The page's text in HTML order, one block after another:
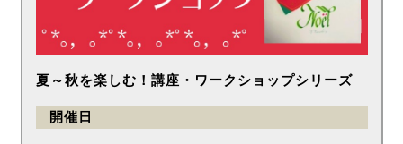
夏～秋を楽しむ！講座・ワークショップシリーズ
開催日